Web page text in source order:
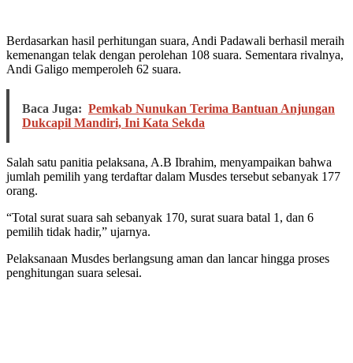
Berdasarkan hasil perhitungan suara, Andi Padawali berhasil meraih
kemenangan telak dengan perolehan 108 suara. Sementara rivalnya,
Andi Galigo memperoleh 62 suara.
Baca Juga: Pemkab Nunukan Terima Bantuan Anjungan
Dukcapil Mandiri, Ini Kata Sekda
Salah satu panitia pelaksana, A.B Ibrahim, menyampaikan bahwa
jumlah pemilih yang terdaftar dalam Musdes tersebut sebanyak 177
orang.
“Total surat suara sah sebanyak 170, surat suara batal 1, dan 6
pemilih tidak hadir,” ujarnya.
Pelaksanaan Musdes berlangsung aman dan lancar hingga proses
penghitungan suara selesai.